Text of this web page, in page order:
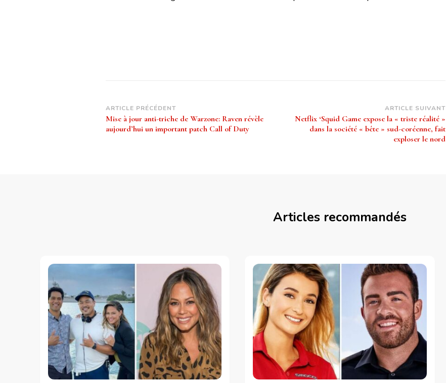
Navigation
d’article
ARTICLE PRÉCÉDENT
Mise à jour anti-triche de Warzone: Raven révèle
aujourd’hui un important patch Call of Duty
ARTICLE SUIVANT
Netflix ‘Squid Game expose la « triste réalité »
dans la société « bête » sud-coréenne, fait
exploser le nord
Articles recommandés